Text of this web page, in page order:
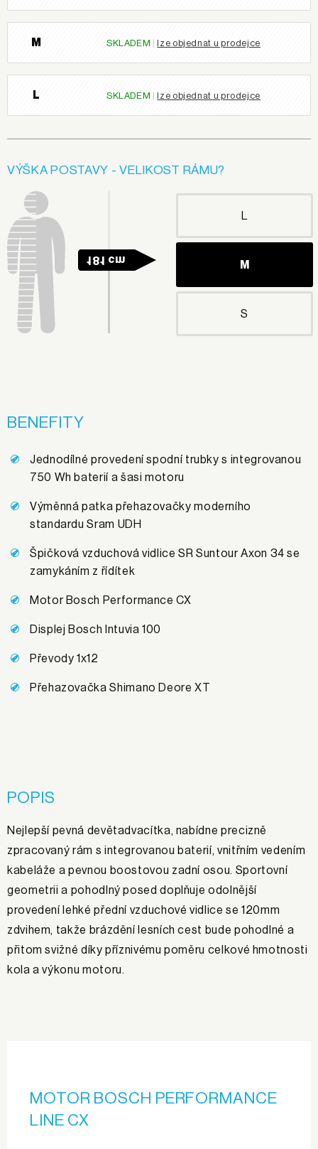
M SKLADEM lze objednat u prodejce
L SKLADEM lze objednat u prodejce
VÝŠKA POSTAVY - VELIKOST RÁMU?
181 cm
L
M
S
BENEFITY
Jednodílné provedení spodní trubky s integrovanou
750 Wh baterií a šasi motoru
Výměnná patka přehazovačky moderního
standardu Sram UDH
Špičková vzduchová vidlice SR Suntour Axon 34 se
zamykáním z řídítek
Motor Bosch Performance CX
Displej Bosch Intuvia 100
Převody 1x12
Přehazovačka Shimano Deore XT
POPIS
Nejlepší pevná devětadvacítka, nabídne precizně
zpracovaný rám s integrovanou baterií, vnitřním vedením
kabeláže a pevnou boostovou zadní osou. Sportovní
geometrii a pohodlný posed doplňuje odolnější
provedení lehké přední vzduchové vidlice se 120mm
zdvihem, takže brázdění lesních cest bude pohodlné a
přitom svižné díky příznivému poměru celkové hmotnosti
kola a výkonu motoru.
MOTOR BOSCH PERFORMANCE
LINE CX